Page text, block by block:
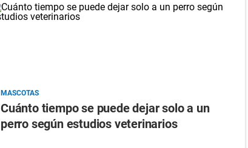
MASCOTAS
Cuánto tiempo se puede dejar solo a un
perro según estudios veterinarios